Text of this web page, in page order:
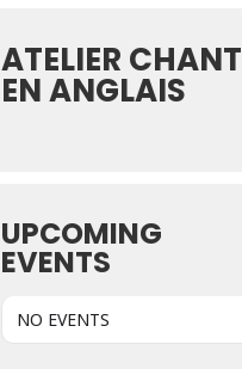
ATELIER CHANT
EN ANGLAIS
UPCOMING
EVENTS
NO EVENTS